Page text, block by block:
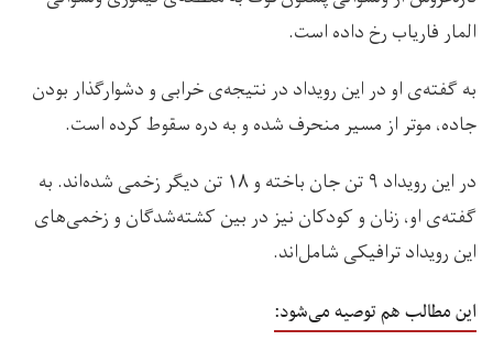
المار فاریاب رخ داده است.
به گفته‌ی او در این رویداد در نتیجه‌ی خرابی و دشوارگذار بودن
جاده، موتر از مسیر منحرف شده و به دره سقوط کرده است.
در این رویداد ۹ تن جان باخته و ۱۸ تن دیگر زخمی شده‌اند. به
گفته‌ی او، زنان و کودکان نیز در بین کشته‌شدگان و زخمی‌های
این رویداد ترافیکی شامل‌اند.
این مطالب هم توصیه می‌شود: